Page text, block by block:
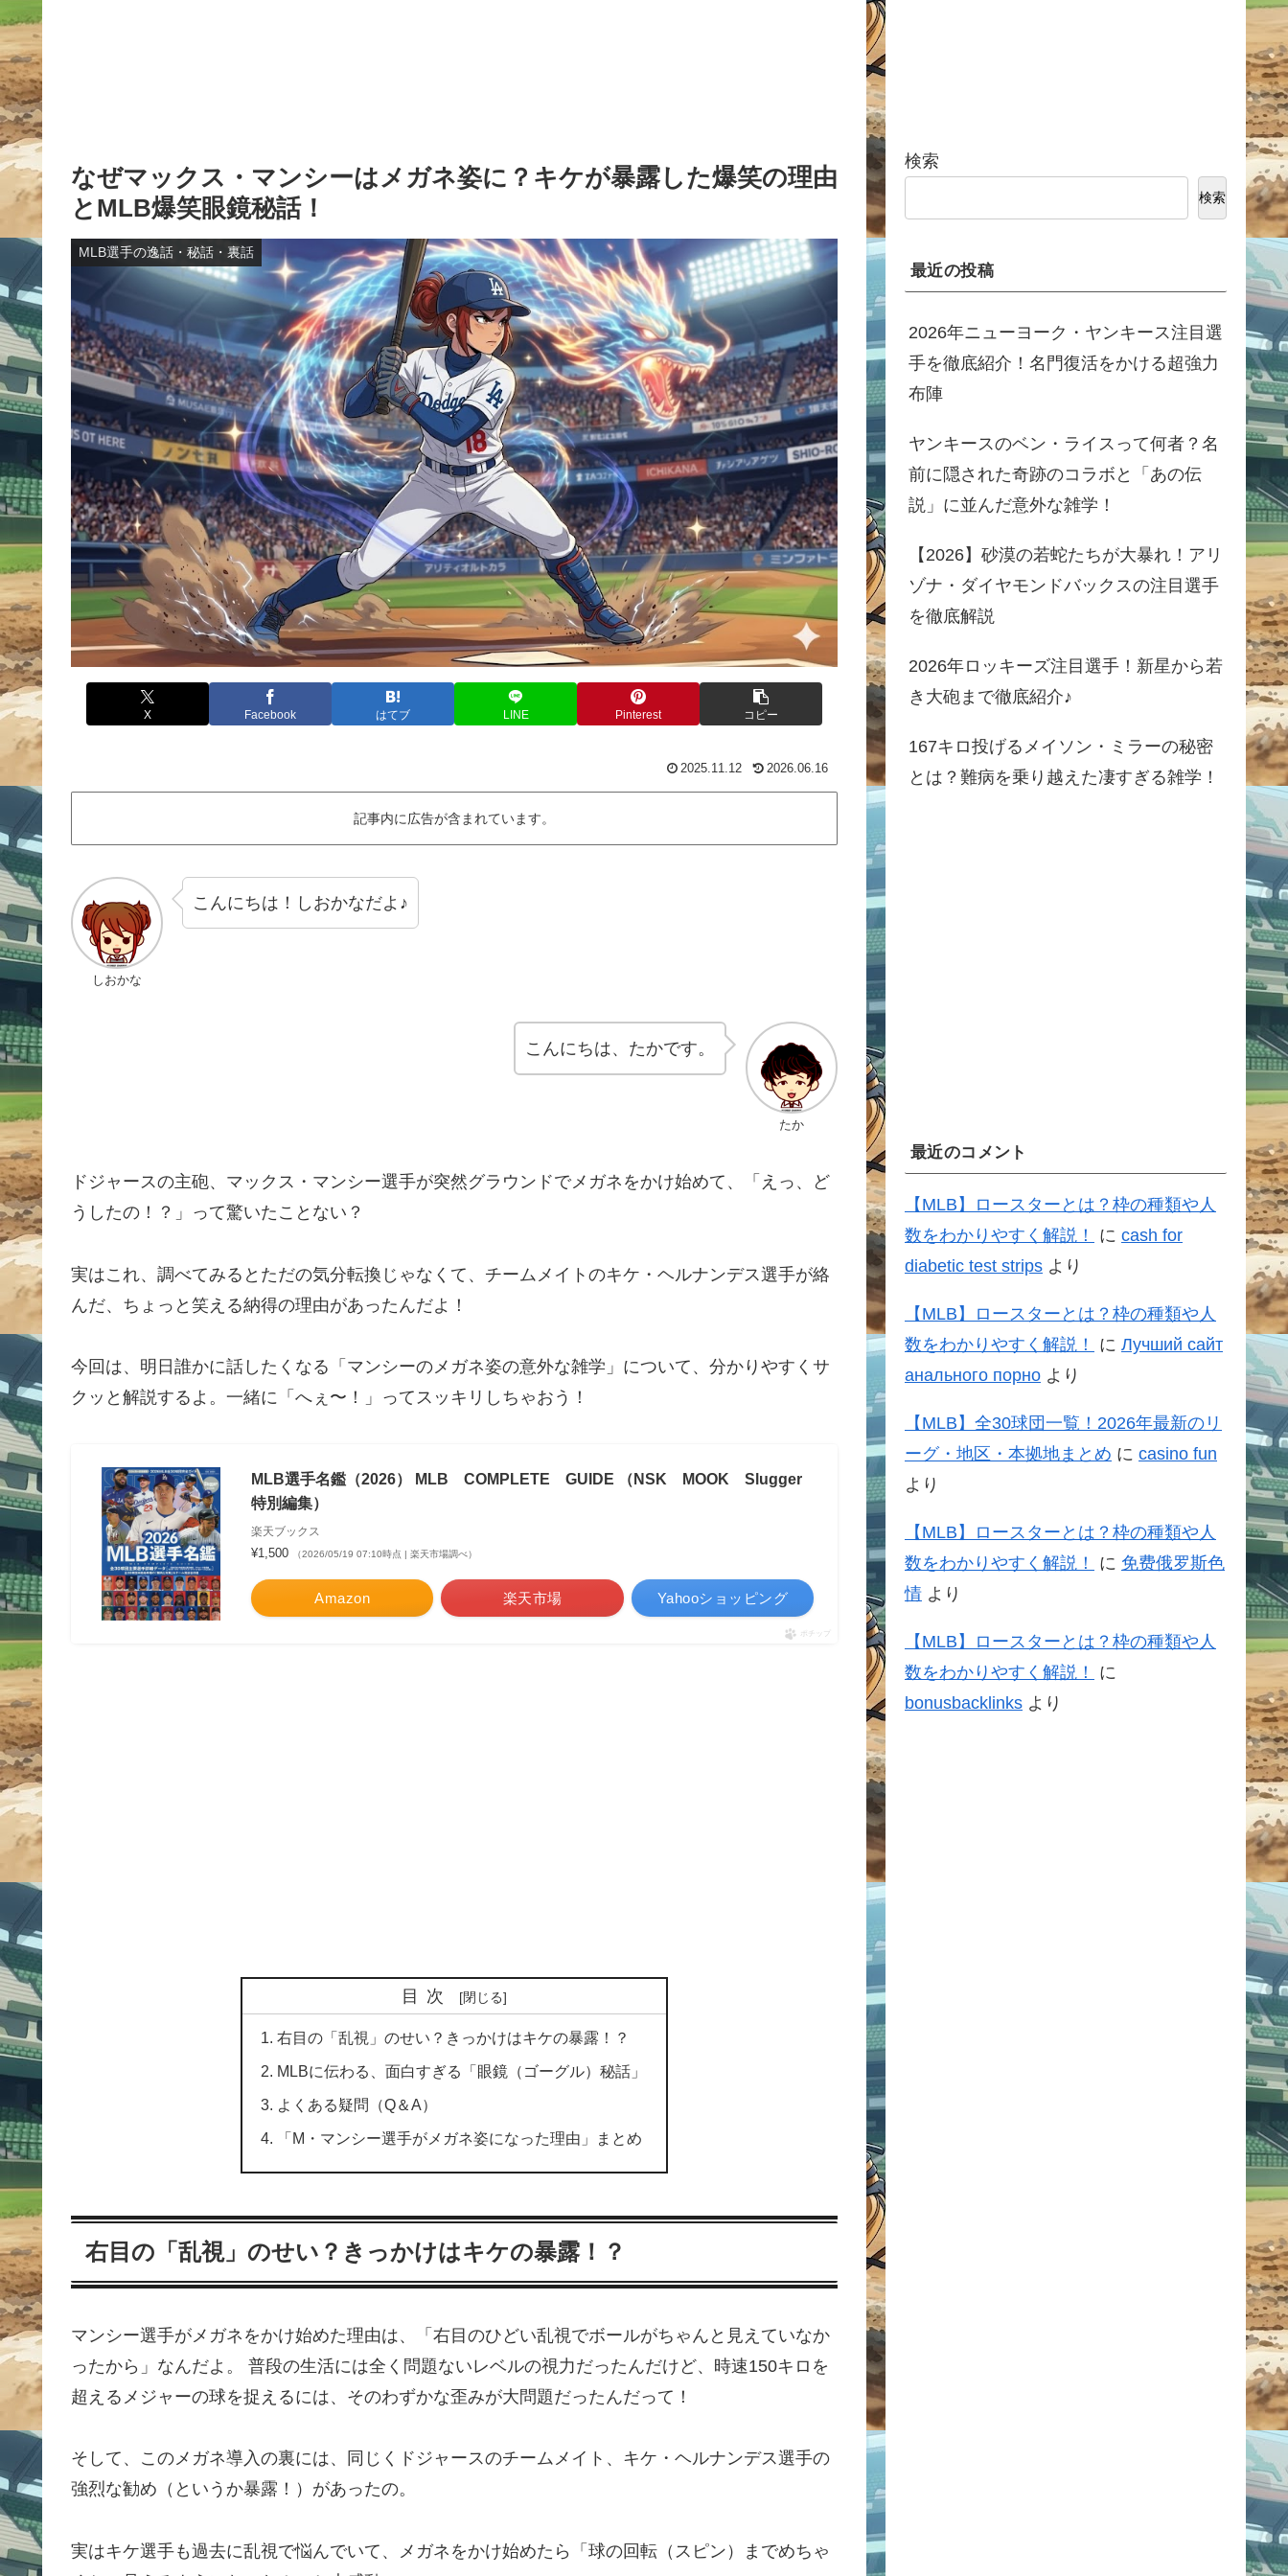
なぜマックス・マンシーはメガネ姿に？キケが暴露した爆笑の理由
とMLB爆笑眼鏡秘話！
MLB選手の逸話・秘話・裏話
X Facebook はてブ LINE Pinterest コピー
2025.11.12 2026.06.16
記事内に広告が含まれています。
しおかな
こんにちは！しおかなだよ♪
たか
こんにちは、たかです。
ドジャースの主砲、マックス・マンシー選手が突然グラウンドでメガネをかけ始めて、「えっ、ど
うしたの！？」って驚いたことない？
実はこれ、調べてみるとただの気分転換じゃなくて、チームメイトのキケ・ヘルナンデス選手が絡
んだ、ちょっと笑える納得の理由があったんだよ！
今回は、明日誰かに話したくなる「マンシーのメガネ姿の意外な雑学」について、分かりやすくサ
クッと解説するよ。一緒に「へぇ〜！」ってスッキリしちゃおう！
MLB選手名鑑（2026） MLB COMPLETE GUIDE （NSK MOOK Slugger
特別編集）
楽天ブックス
¥1,500 （2026/05/19 07:10時点 | 楽天市場調べ）
Amazon 楽天市場 Yahooショッピング
ポチップ
目次
右目の「乱視」のせい？きっかけはキケの暴露！？
MLBに伝わる、面白すぎる「眼鏡（ゴーグル）秘話」
よくある疑問（Q＆A）
「M・マンシー選手がメガネ姿になった理由」まとめ
右目の「乱視」のせい？きっかけはキケの暴露！？
マンシー選手がメガネをかけ始めた理由は、「右目のひどい乱視でボールがちゃんと見えていなか
ったから」なんだよ。 普段の生活には全く問題ないレベルの視力だったんだけど、時速150キロを
超えるメジャーの球を捉えるには、そのわずかな歪みが大問題だったんだって！
そして、このメガネ導入の裏には、同じくドジャースのチームメイト、キケ・ヘルナンデス選手の
強烈な勧め（というか暴露！）があったの。
実はキケ選手も過去に乱視で悩んでいて、メガネをかけ始めたら「球の回転（スピン）までめちゃ
検索
検索
最近の投稿
2026年ニューヨーク・ヤンキース注目選
手を徹底紹介！名門復活をかける超強力
布陣
ヤンキースのベン・ライスって何者？名
前に隠された奇跡のコラボと「あの伝
説」に並んだ意外な雑学！
【2026】砂漠の若蛇たちが大暴れ！アリ
ゾナ・ダイヤモンドバックスの注目選手
を徹底解説
2026年ロッキーズ注目選手！新星から若
き大砲まで徹底紹介♪
167キロ投げるメイソン・ミラーの秘密
とは？難病を乗り越えた凄すぎる雑学！
最近のコメント
【MLB】ロースターとは？枠の種類や人
数をわかりやすく解説！
に cash for
diabetic test strips より
【MLB】ロースターとは？枠の種類や人
数をわかりやすく解説！
に Лучший сайт
анального порно より
【MLB】全30球団一覧！2026年最新のリ
ーグ・地区・本拠地まとめ に casino fun
より
【MLB】ロースターとは？枠の種類や人
数をわかりやすく解説！
に 免费俄罗斯色
情 より
【MLB】ロースターとは？枠の種類や人
数をわかりやすく解説！
に
bonusbacklinks より